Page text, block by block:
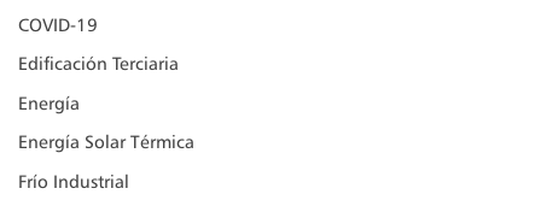
COVID-19
Edificación Terciaria
Energía
Energía Solar Térmica
Frío Industrial